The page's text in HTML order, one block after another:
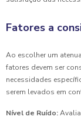
Fatores a
Ao escolher um
fatores devem ser
necessidades
serem levados em
Nível de Ruído: